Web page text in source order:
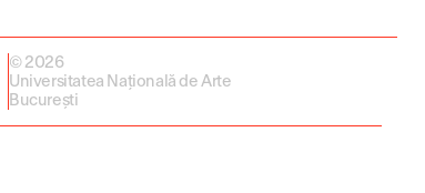
© 2026
Universitatea Națională de Arte
București